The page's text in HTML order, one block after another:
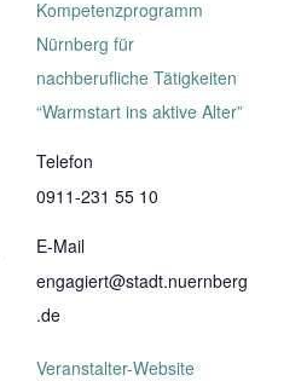
Kompetenzprogramm
Nürnberg für
nachberufliche Tätigkeiten
“Warmstart ins aktive Alter”
Telefon
0911-231 55 10
E-Mail
engagiert@stadt.nuernberg
.de
Veranstalter-Website